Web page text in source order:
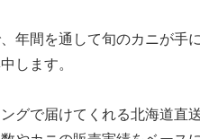
年間を通して旬のカニが手
します。
グで届けてくれる北海道直